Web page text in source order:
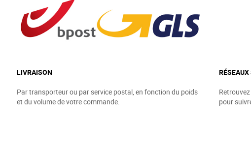
LIVRAISON
Par transporteur ou par service postal, en fonction du poids
et du volume de votre commande.
pour